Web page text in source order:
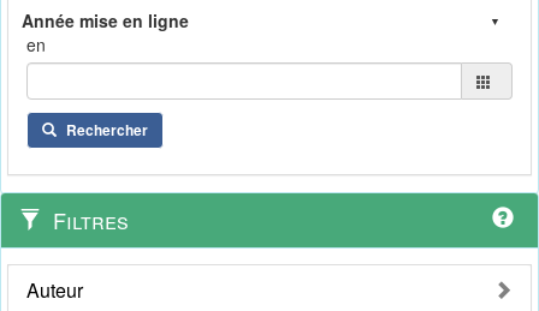
en
Rechercher
Filtres
Auteur